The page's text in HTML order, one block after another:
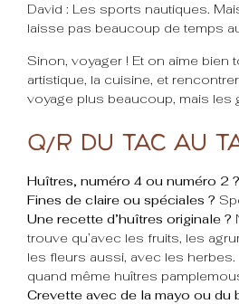
David : Les sports nautiques.
laisse pas beaucoup de temps
Sinon, voyager ! Et on aime bien
artistique, la cuisine, et
voyage plus beaucoup, mais les
Q/R du tac au
Huîtres, numéro 4 ou numéro 2 ?
Fines de claire ou spéciales ?
Une recette d’huîtres originale ?
trouve qu’avec les fruits, les
les fleurs aussi, avec les herbes.
quand même huîtres
Crevette avec de la mayo ou du